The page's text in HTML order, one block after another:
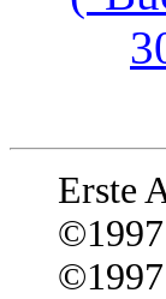
Erste